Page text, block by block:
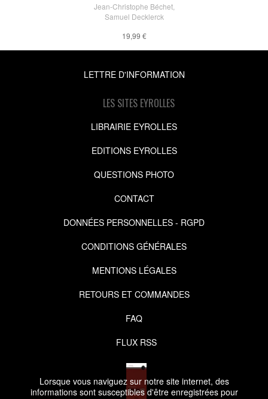
Lorsque vous naviguez sur notre site internet, des
informations sont susceptibles d'être enregistrées pour
Jean-Christophe Béchet,
Samuel Decklerck
19,99 €
LETTRE D'INFORMATION
LES SITES EYROLLES
LIBRAIRIE EYROLLES
EDITIONS EYROLLES
QUESTIONS PHOTO
CONTACT
DONNÉES PERSONNELLES - RGPD
CONDITIONS GÉNÉRALES
MENTIONS LÉGALES
RETOURS ET COMMANDES
FAQ
FLUX RSS